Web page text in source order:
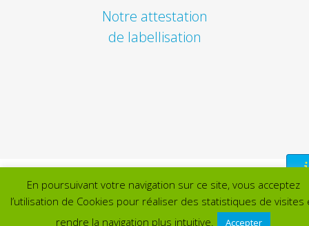
Notre attestation
de labellisation
En poursuivant votre navigation sur ce site, vous acceptez
l’utilisation de Cookies pour réaliser des statistiques de visites
rendre la navigation plus intuitive.
Accepter